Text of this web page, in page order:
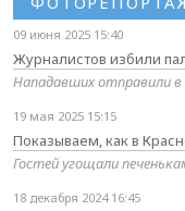
09 июня 2025 15:40
Журналистов избили
Нападавших отправили
19 мая 2025 15:15
Показываем, как в
Гостей угощали
18 декабря 2024 16:45